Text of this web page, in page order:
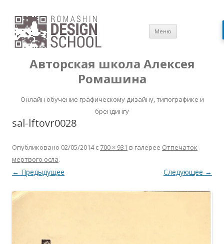
Авторская школа Алексея
Ромашина
Онлайн обучение графическому дизайну, типографике и
брендингу
Меню
содержимому
sal-lftovr0028
Опубликовано 02/05/2014с 700 × 931 в галерее Отпечаток
мертвого осла.
← Предыдущее Следующее →